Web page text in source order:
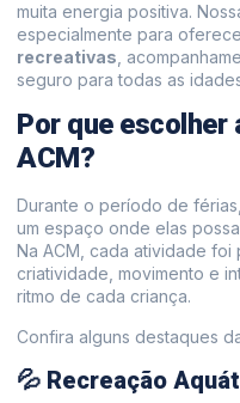
muita energia positiva.
especialmente para
recreativas ,
seguro para todas as
Por que escolher
ACM?
Durante o período de
um espaço onde elas
Na ACM, cada atividade foi
criatividade, movimento e
ritmo de cada criança.
Confira alguns destaques
💦 Recreação